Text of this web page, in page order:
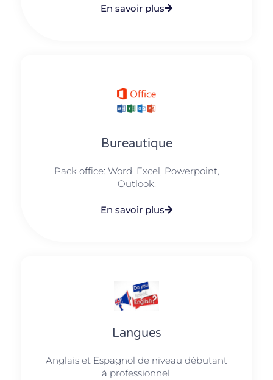
En savoir plus
Bureautique
Pack office: Word, Excel, Powerpoint,
Outlook.​
En savoir plus
Langues
Anglais et Espagnol de niveau débutant
à professionnel.